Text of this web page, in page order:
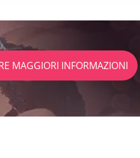
MAGGIORI INFORMAZIONI